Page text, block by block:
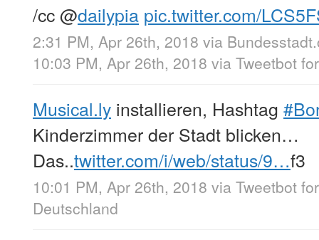
/cc@dailypia pic.twitter.com/
2:31 PM, Apr 26th, 2018 via
10:03 PM, Apr 26th, 2018 via Tweetbot
Musical.ly installieren, Hashtag
Kinderzimmer der Stadt blicken…
Das..twitter.com/i/web/status/9…f3
10:01 PM, Apr 26th, 2018 via Tweetbot
Deutschland